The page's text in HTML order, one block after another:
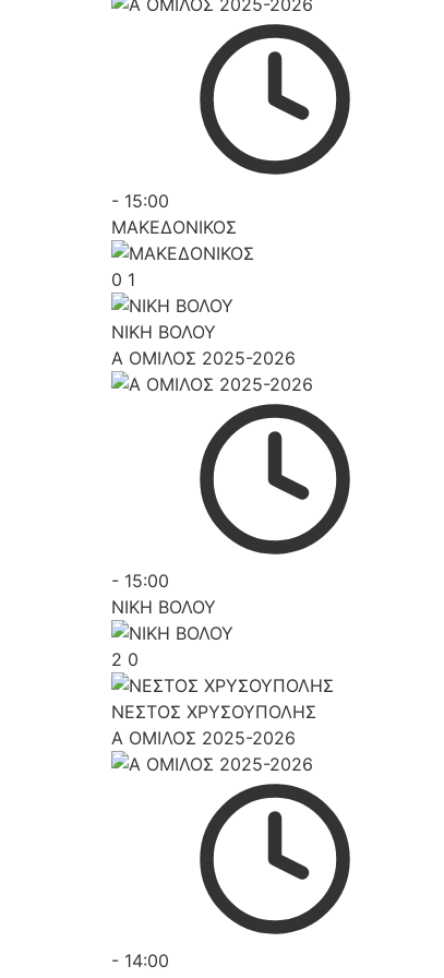
- 15:00
ΜΑΚΕΔΟΝΙΚΟΣ
0 1
ΝΙΚΗ ΒΟΛΟΥ
Α ΟΜΙΛΟΣ 2025-2026
- 15:00
ΝΙΚΗ ΒΟΛΟΥ
2 0
ΝΕΣΤΟΣ ΧΡΥΣΟΥΠΟΛΗΣ
Α ΟΜΙΛΟΣ 2025-2026
- 14:00